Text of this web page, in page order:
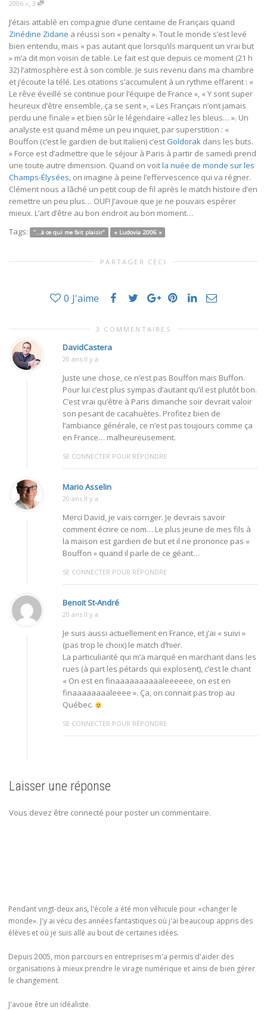
2006 », 3
J’étais attablé en compagnie d’une centaine de Français quand
Zinédine Zidane a réussi son « penalty ». Tout le monde s’est levé
bien entendu, mais « pas autant que lorsqu’ils marquent un vrai but
» m’a dit mon voisin de table. Le fait est que depuis ce moment (21 h
32) l’atmosphère est à son comble. Je suis revenu dans ma chambre
et j’écoute la télé. Les citations s’accumulent à un rythme effarent : «
Le rêve éveillé se continue pour l’équipe de France », « Y sont super
heureux d’être ensemble, ça se sent », « Les Français n’ont jamais
perdu une finale » et bien sûr le légendaire «allez les bleus… ». Un
analyste est quand même un peu inquiet, par superstition : «
Bouffon (c’est le gardien de but Italien) c’est Goldorak dans les buts.
» Force est d’admettre que le séjour à Paris à partir de samedi prend
une toute autre dimension. Quand on voitla nuée de monde sur les
Champs-Élysées, on imagine à peine l’effervescence qui va régner.
Clément nous a lâché un petit coup de fil après le match histoire d’en
remettre un peu plus… OUF! J’avoue que je ne pouvais espérer
mieux. L’art d’être au bon endroit au bon moment…
Tags:
"...à ce qui me fait plaisir" « Ludovia 2006 »
PARTAGER CECI
0 J'aime
3 COMMENTAIRES
DavidCastera
20 ans Il y a
Juste une chose, ce n’est pas Bouffon mais Buffon.
Pour lui c’est plus sympas d’autant qu’il est plutôt bon.
C’est vrai qu’être à Paris dimanche soir devrait valoir
son pesant de cacahuètes. Profitez bien de
l’ambiance générale, ce n’est pas toujours comme ça
en France… malheureusement.
SE CONNECTER POUR RÉPONDRE
Mario Asselin
20 ans Il y a
Merci David, je vais corriger. Je devrais savoir
comment écrire ce nom… Le plus jeune de mes fils à
la maison est gardien de but et il ne prononce pas «
Bouffon » quand il parle de ce géant…
SE CONNECTER POUR RÉPONDRE
Benoit St-André
20 ans Il y a
Je suis aussi actuellement en France, et j’ai « suivi »
(pas trop le choix) le match d’hier.
La particuliarité qui m’a marqué en marchant dans les
rues (à part les pétards qui explosent), c’est le chant
« On est en finaaaaaaaaaaleeeeee, on est en
finaaaaaaaaleeee ». Ça, on connait pas trop au
Québec.
SE CONNECTER POUR RÉPONDRE
Laisser une réponse
Vous devez être connecté pour poster un commentaire.
Pendant vingt-deux ans, l'école a été mon véhicule pour «changer le
monde». J'y ai vécu des années fantastiques où j'ai beaucoup appris des
élèves et où je suis allé au bout de certaines idées.
Depuis 2005, mon parcours en entreprises m'a permis d'aider des
organisations à mieux prendre le virage numérique et ainsi de bien gérer
le changement.
J'avoue être un idéaliste.